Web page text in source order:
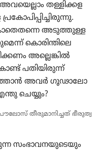
തള്ളിക്ക​ള​
അടുത്തുള്ള
കൊരി​ന്തി​ലെ
അല്ലെങ്കിൽ
പതിയി​രുന്ന്‌
അവർ ഗൂഢാ​ലോ​
ചെയ്യും?
തീരു​മാ​നി​ച്ചത്‌ ഭീരു​ത്വ​
സംഭാ​വ​ന​യു​ടെ​യും